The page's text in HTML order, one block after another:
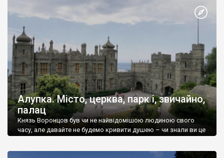
Алупка. Місто, церква, парк і, звичайно,
палац
Князь Воронцов був чи не найвідомішою людиною свого
часу, але давайте не будемо кривити душею – чи знали ви це